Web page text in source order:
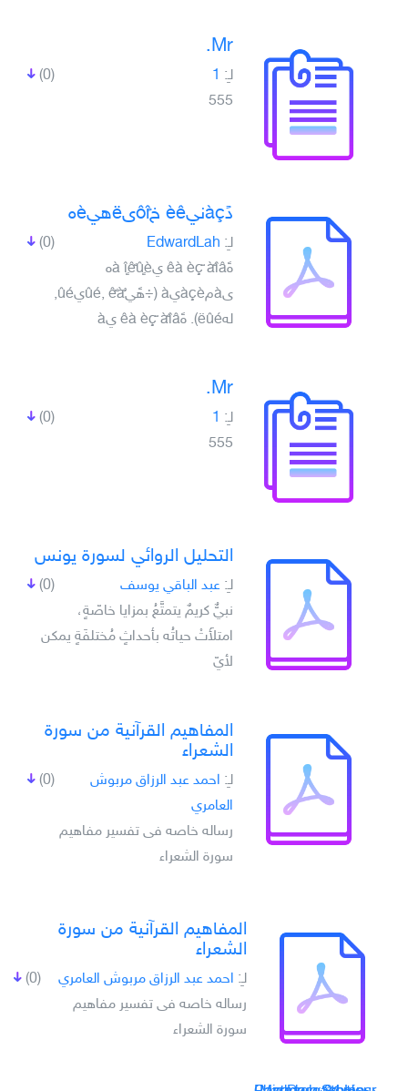
Mr.
(0) لـِ: 1
555
دًàçنيèê خôîًىëهيèه
(0) لـِ: EdwardLah
ہًêà èç ّàًîâ يà îٍêًûٍèه
ىàمàçèيà (÷هًيûé, êًàٌيûé,
لهëûé). ہًêà èç ّàًîâ يà
Mr.
(0) لـِ: 1
555
التحليل الروائي لسورة يونس
(0) لـِ: عبد الباقي يوسف
نبيٌّ كريمٌ يتمتَّعُ بمزايا خاصّةٍ،
امتلأَتْ حياتُه بأحداثٍ مُختلفَةٍ يمكن
لأيّ
المفاهيم القرآنية من سورة
الشعراء
(0) لـِ: احمد عبد الرزاق مربوش
العامري
رساله خاصه فى تفسير مفاهيم
سورة الشعراء
المفاهيم القرآنية من سورة
الشعراء
(0) لـِ: احمد عبد الرزاق مربوش العامري
رساله خاصه فى تفسير مفاهيم
سورة الشعراء